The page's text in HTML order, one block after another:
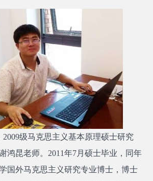
2009级马克思主义基本原理硕士研究
鸿昆老师。 2011年7月硕士毕业， 同年
国外马克思主义研究专业博士，博士